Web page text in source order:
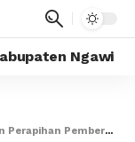
Ngawi
Bahu Jalan Diruas Sawo – Tumpak Mergo Campurdarat Tulungagung